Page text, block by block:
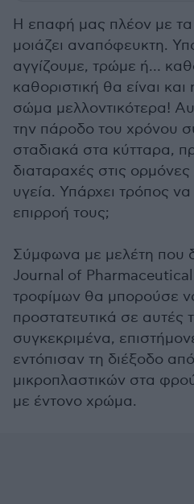
H επαφή μας πλέον με τα
μοιάζει αναπόφευκτη.
αγγίζουμε, τρώμε ή…
καθοριστική θα είναι
σώμα μελλοντικότερα!
την πάροδο του χρόνου
σταδιακά στα κύτταρα,
διαταραχές στις
υγεία. Υπάρχει τρόπος
επιρροή τους;
Σύμφωνα με μελέτη που
Journal of
τροφίμων θα μπορούσε
προστατευτικά σε αυτές
συγκεκριμένα,
εντόπισαν τη διέξοδο
μικροπλαστικών στα
με έντονο χρώμα.